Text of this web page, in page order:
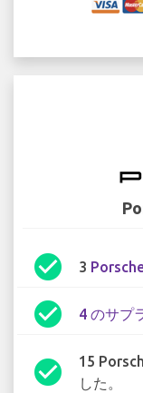
check_circle 3
check_circle 4 のサプ
check_circle
15
した。